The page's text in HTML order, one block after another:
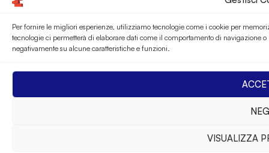
Per fornire le migliori esperienze, utilizziamo tecnologie come i cookie per
tecnologie ci permetterà di elaborare dati come il comportamento di navigazione
negativamente su alcune caratteristiche e funzioni.
VISUALIZZA